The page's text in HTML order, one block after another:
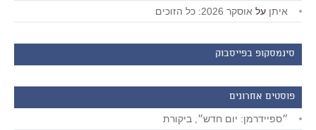
איתן על אוסקר 2026: כל הזוכים
סינמסקופ בפייסבוק
פוסטים אחרונים
״ספיידרמן: יום חדש״, ביקורת